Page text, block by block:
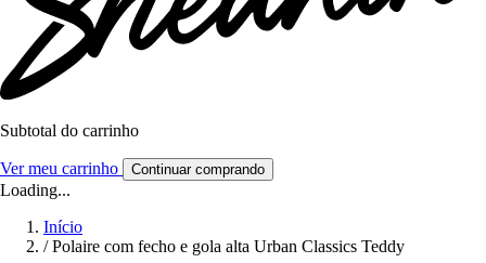
Subtotal do carrinho
Ver meu carrinho Continuar comprando
Loading...
Início
/ Polaire com fecho e gola alta Urban Classics Teddy